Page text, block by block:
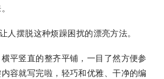
人摆脱这种烦躁困扰的漂亮方法。
平竖直的整齐平铺，一目了然方便参
容就写完啦，轻巧和优雅、干净的编